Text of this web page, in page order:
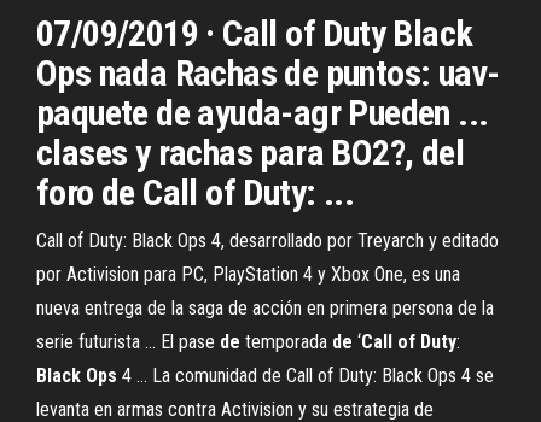
07/09/2019 · Call of Duty Black
Ops nada Rachas de puntos: uav-
paquete de ayuda-agr Pueden ...
clases y rachas para BO2?, del
foro de Call of Duty: ...
Call of Duty: Black Ops 4, desarrollado por Treyarch y editado
por Activision para PC, PlayStation 4 y Xbox One, es una
nueva entrega de la saga de acción en primera persona de la
serie futurista ... El pase de temporada de ‘Call of Duty:
Black Ops 4 ... La comunidad de Call of Duty: Black Ops 4 se
levanta en armas contra Activision y su estrategia de